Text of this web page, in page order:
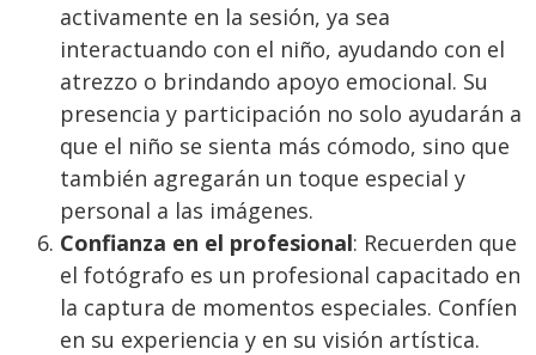
activamente en la sesión, ya sea
interactuando con el niño, ayudando con el
atrezzo o brindando apoyo emocional. Su
presencia y participación no solo ayudarán a
que el niño se sienta más cómodo, sino que
también agregarán un toque especial y
personal a las imágenes.
Confianza en el profesional: Recuerden que
el fotógrafo es un profesional capacitado en
la captura de momentos especiales. Confíen
en su experiencia y en su visión artística.